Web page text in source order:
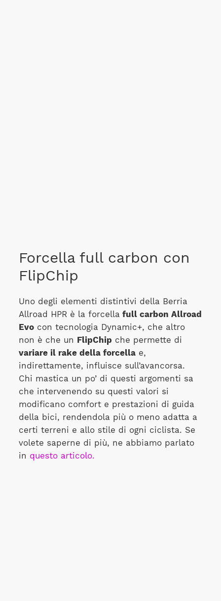
Forcella full carbon con
FlipChip
Uno degli elementi distintivi della Berria
Allroad HPR è la forcellafull carbon Allroad
Evocon tecnologia Dynamic+, che altro
non è che un
FlipChip che permette di
variare il rake della forcellae,
indirettamente, influisce sull’avancorsa.
Chi mastica un po’ di questi argomenti sa
che intervenendo su questi valori si
modificano comfort e prestazioni di guida
della bici, rendendola più o meno adatta a
certi terreni e allo stile di ogni ciclista. Se
volete saperne di più, ne abbiamo parlato
in questo articolo.